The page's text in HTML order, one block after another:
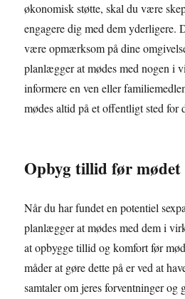
økonomisk støtte, skal du være
engagere dig med dem yderligere.
være opmærksom på dine
planlægger at mødes med nogen i
informere en ven eller
mødes altid på et offentligt sted for
Opbyg tillid før mødet
Når du har fundet en potentiel
planlægger at mødes med dem i
at opbygge tillid og komfort før
måder at gøre dette på er ved at
samtaler om jeres forventninger